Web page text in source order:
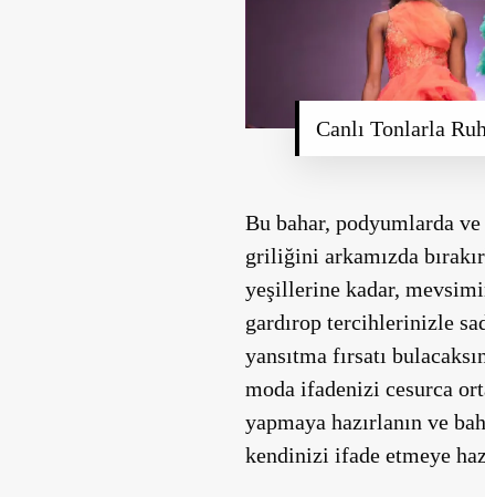
Canlı Tonlarla
Bu bahar, podyumlarda
griliğini arkamızda
yeşillerine kadar,
gardırop tercihlerinizle
yansıtma fırsatı
moda ifadenizi cesurca
yapmaya hazırlanın ve
kendinizi ifade etmeye